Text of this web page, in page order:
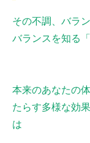
その不調、バラ
バランスを知る
本来のあなたの
たらす多様な効
は